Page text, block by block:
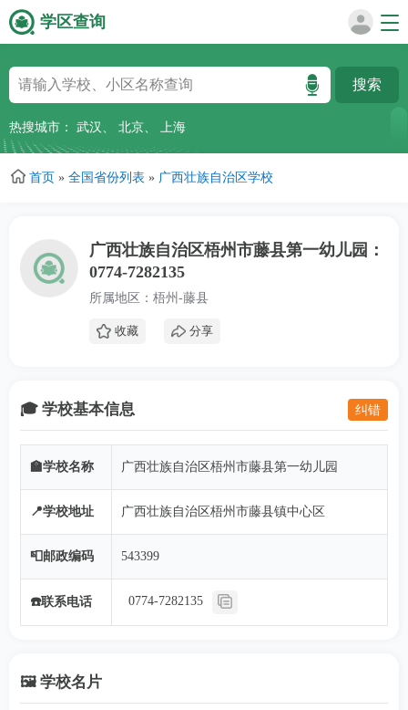
到
主
要
容
学区查询
热搜城市： 武汉 、 北京、 上海
首页 » 全国省份列表 » 广西壮族自治区学校
广西壮族自治区梧州市藤县第一幼儿园：
0774-7282135
所属地区：梧州-藤县
收藏 分享
🎓 学校基本信息 纠错
🏫学校名称 广西壮族自治区梧州市藤县第一幼儿园
📍学校地址 广西壮族自治区梧州市藤县镇中心区
📮邮政编码 543399
☎️联系电话 0774-7282135
🖼️ 学校名片